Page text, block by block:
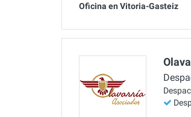
Oficina en Vitoria-Gasteiz